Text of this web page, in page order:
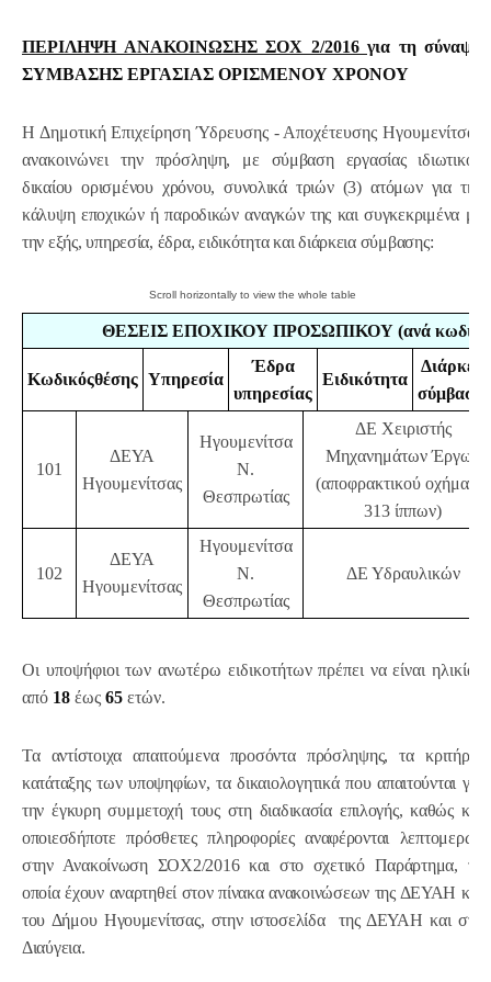
ΠΕΡΙΛΗΨΗ ΑΝΑΚΟΙΝΩΣΗΣ ΣΟΧ 2/2016 για τη σύναψη
ΣΥΜΒΑΣΗΣ ΕΡΓΑΣΙΑΣ ΟΡΙΣΜΕΝΟΥ ΧΡΟΝΟΥ
Η Δημοτική Επιχείρηση Ύδρευσης - Αποχέτευσης Ηγουμενίτσας
ανακοινώνει την πρόσληψη, με σύμβαση εργασίας ιδιωτικού
δικαίου ορισμένου χρόνου, συνολικά τριών (3) ατόμων για την
κάλυψη εποχικών ή παροδικών αναγκών της και συγκεκριμένα με
την εξής, υπηρεσία, έδρα, ειδικότητα και διάρκεια σύμβασης:
ΘΕΣΕΙΣ ΕΠΟΧΙΚΟΥ ΠΡΟΣΩΠΙΚΟΥ (ανά κωδικό
Κωδικόςθέσης Υπηρεσία
Έδρα
υπηρεσίας
Ειδικότητα
Διάρκεια
σύμβασης
101
ΔΕΥΑ
Ηγουμενίτσας
Ηγουμενίτσα
Ν.
Θεσπρωτίας
ΔΕ Χειριστής
Μηχανημάτων Έργων
(αποφρακτικού οχήματος
313 ίππων)
102
ΔΕΥΑ
Ηγουμενίτσας
Ηγουμενίτσα
Ν.
Θεσπρωτίας
ΔΕ Υδραυλικών
Οι υποψήφιοι των ανωτέρω ειδικοτήτων πρέπει να είναι ηλικίας
από 18 έως 65 ετών.
Τα αντίστοιχα απαιτούμενα προσόντα πρόσληψης, τα κριτήρια
κατάταξης των υποψηφίων, τα δικαιολογητικά που απαιτούνται για
την έγκυρη συμμετοχή τους στη διαδικασία επιλογής, καθώς και
οποιεσδήποτε πρόσθετες πληροφορίες αναφέρονται λεπτομερώς
στην Ανακοίνωση ΣΟΧ2/2016 και στο σχετικό Παράρτημα, τα
οποία έχουν αναρτηθεί στον πίνακα ανακοινώσεων της ΔΕΥΑΗ και
του Δήμου Ηγουμενίτσας, στην ιστοσελίδα της ΔΕΥΑΗ και στο
Διαύγεια.